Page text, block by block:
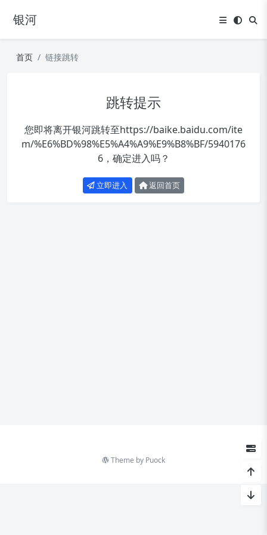
银河
首页 链接跳转
跳转提示
您即将离开银河跳转至https://baike.baidu.com/ite
m/%E6%BD%98%E5%A4%A9%E9%B8%BF/5940176
6，确定进入吗？
立即进入 返回首页
Theme by Puock